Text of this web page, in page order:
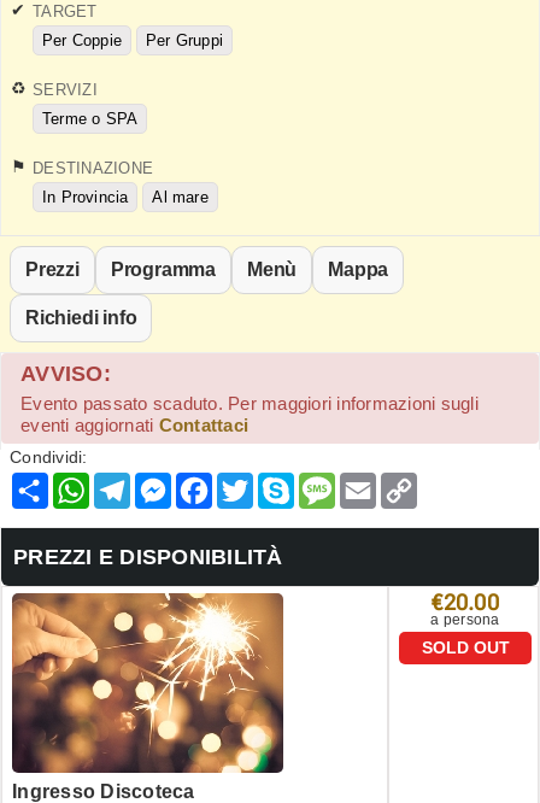
TARGET
Per Coppie
Per Gruppi
SERVIZI
Terme o SPA
DESTINAZIONE
In Provincia
Al mare
Prezzi Programma Menù Mappa
Richiedi info
AVVISO:
Evento passato scaduto. Per maggiori informazioni sugli
eventi aggiornati Contattaci
Condividi:
Condividi
WhatsApp
Telegram
Messenger
Facebook
TwitterSkypeMessage
Email
PREZZI E DISPONIBILITÀ
Ingresso Discoteca
€20.00
a persona
SOLD OUT